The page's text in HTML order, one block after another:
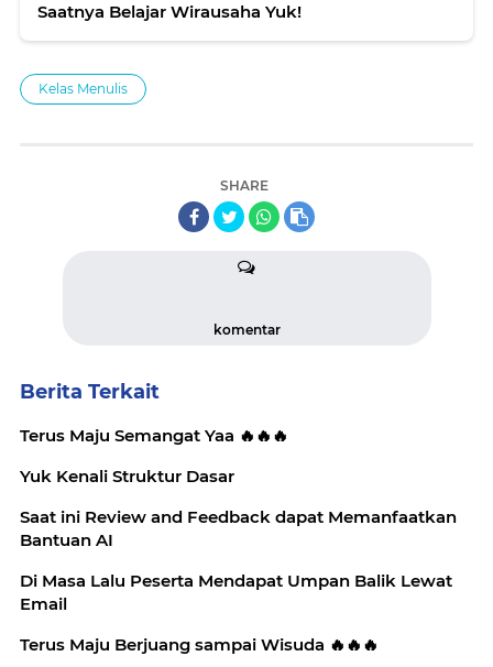
Saatnya Belajar Wirausaha Yuk!
Kelas Menulis
SHARE
komentar
Berita Terkait
Terus Maju Semangat Yaa 🔥🔥🔥
Yuk Kenali Struktur Dasar
Saat ini Review and Feedback dapat Memanfaatkan
Bantuan AI
Di Masa Lalu Peserta Mendapat Umpan Balik Lewat
Email
Terus Maju Berjuang sampai Wisuda 🔥🔥🔥